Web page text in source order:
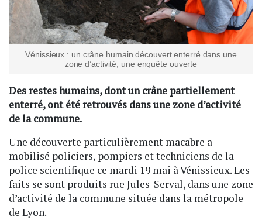
Vénissieux : un crâne humain découvert enterré dans une
zone d’activité, une enquête ouverte
Des restes humains, dont un crâne partiellement
enterré, ont été retrouvés dans une zone d’activité
de la commune.
Une découverte particulièrement macabre a
mobilisé policiers, pompiers et techniciens de la
police scientifique ce mardi 19 mai à Vénissieux. Les
faits se sont produits rue Jules-Serval, dans une zone
d’activité de la commune située dans la métropole
de Lyon.